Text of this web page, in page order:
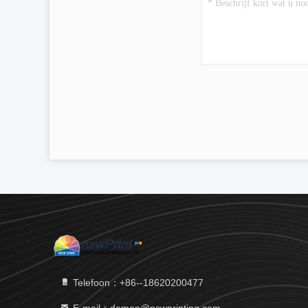
Telefoon：+86--18620200477